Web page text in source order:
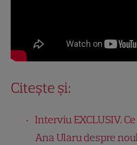
Citește și:
Interviu EXCLUSIV.
Ana Ularu despre